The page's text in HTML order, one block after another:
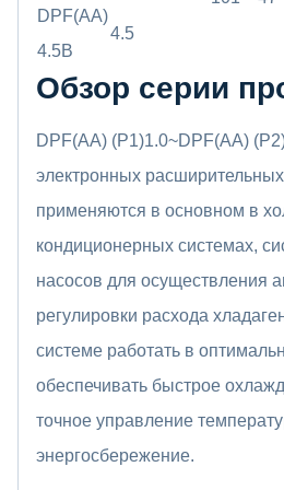
DPF(AA)
4.5B
4.5
Обзор серии
DPF(AA) (P1)1.0~DPF(AA)
электронных
применяются в основном в
кондиционерных системах,
насосов для осуществления
регулировки расхода
системе работать в
обеспечивать быстрое
точное управление
энергосбережение.